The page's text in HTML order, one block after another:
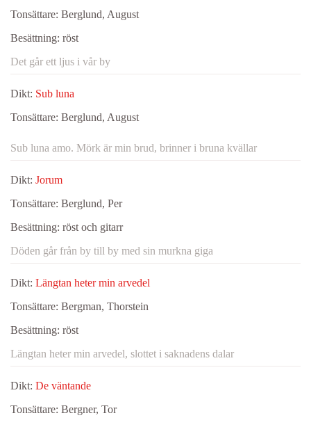
Tonsättare: Berglund, August
Besättning: röst
Det går ett ljus i vår by
Dikt: Sub luna
Tonsättare: Berglund, August
Sub luna amo. Mörk är min brud, brinner i bruna kvällar
Dikt: Jorum
Tonsättare: Berglund, Per
Besättning: röst och gitarr
Döden går från by till by med sin murkna giga
Dikt: Längtan heter min arvedel
Tonsättare: Bergman, Thorstein
Besättning: röst
Längtan heter min arvedel, slottet i saknadens dalar
Dikt: De väntande
Tonsättare: Bergner, Tor